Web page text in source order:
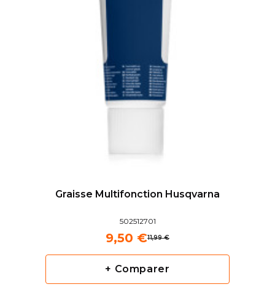
Graisse Multifonction Husqvarna
502512701
11,99 €
9,50 €
+ Comparer